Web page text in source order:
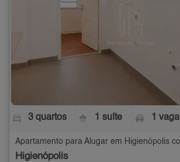
3 quartos 1 suíte 1 vaga
Higienópolis